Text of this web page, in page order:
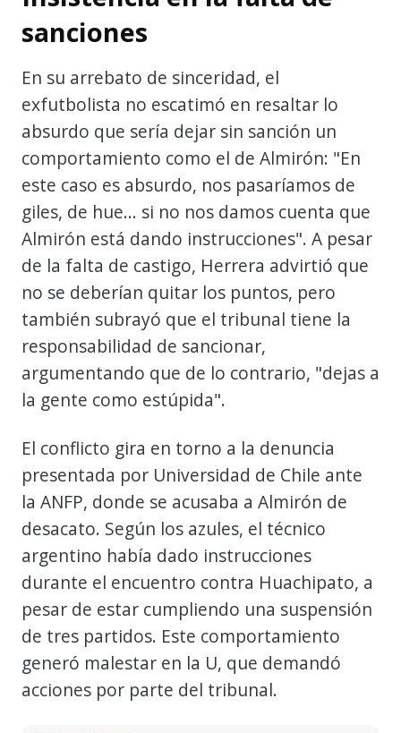
sanciones
En su arrebato de sinceridad, el
exfutbolista no escatimó en resaltar lo
absurdo que sería dejar sin sanción un
comportamiento como el de Almirón: "En
este caso es absurdo, nos pasaríamos de
giles, de hue... si no nos damos cuenta que
Almirón está dando instrucciones". A pesar
de la falta de castigo, Herrera advirtió que
no se deberían quitar los puntos, pero
también subrayó que el tribunal tiene la
responsabilidad de sancionar,
argumentando que de lo contrario, "dejas a
la gente como estúpida".
El conflicto gira en torno a la denuncia
presentada por Universidad de Chile ante
la ANFP, donde se acusaba a Almirón de
desacato. Según los azules, el técnico
argentino había dado instrucciones
durante el encuentro contra Huachipato, a
pesar de estar cumpliendo una suspensión
de tres partidos. Este comportamiento
generó malestar en la U, que demandó
acciones por parte del tribunal.